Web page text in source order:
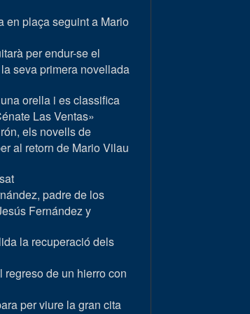
en plaça seguint a Mario
per endur-se el
seva primera novellada
orella i es classifica
Las Ventas»
els novells de
al retorn de Mario Vilau
padre de los
Fernández y
la recuperació dels
regreso de un hierro con
per viure la gran cita